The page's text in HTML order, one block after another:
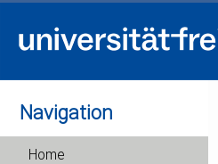
Navigation
Home